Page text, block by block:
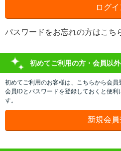
パスワードをお忘れの方はこち
初めてご利用の方・会員以
初めてご利用のお客様は、こちらから会員
会員IDとパスワードを登録しておくと便利
す。